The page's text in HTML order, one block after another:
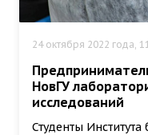
24 октября 2022 года,
НовГУ
исследований
Студенты